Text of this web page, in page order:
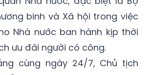
Nhà nước ban hành kịp thời
ưu đãi người có công.
cùng ngày 24/7, Chủ tịch
Thị Kim Ngân cùng đoàn
của Quốc hội và lãnh đạo